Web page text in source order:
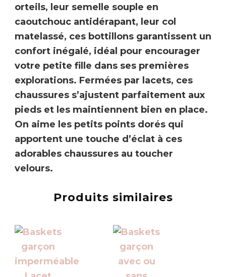
orteils, leur semelle souple en
caoutchouc antidérapant, leur col
matelassé, ces bottillons garantissent un
confort inégalé, idéal pour encourager
votre petite fille dans ses premières
explorations. Fermées par lacets, ces
chaussures s’ajustent parfaitement aux
pieds et les maintiennent bien en place.
On aime les petits points dorés qui
apportent une touche d’éclat à ces
adorables chaussures au toucher
velours.
Produits similaires